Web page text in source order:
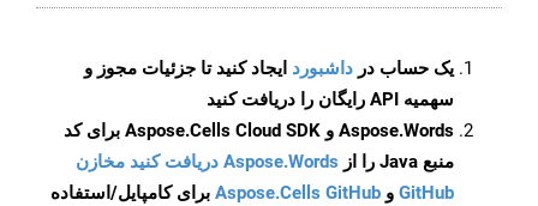
یک حساب در داشبورد ایجاد کنید تا جزئیات مجوز و
سهمیه API رایگان را دریافت کنید
Aspose.Words و Aspose.Cells Cloud SDK برای کد
منبع Java را از
Aspose.Words دریافت کنید مخازن
GitHub و Aspose.Cells GitHub برای کامپایل/استفاده